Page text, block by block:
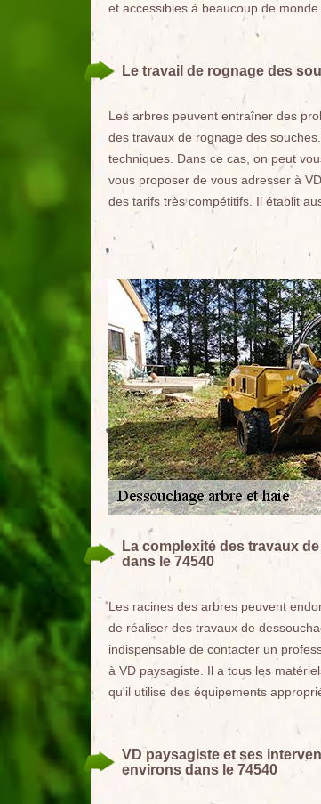
et accessibles à beaucoup de monde.
Le travail de rognage des
Les arbres peuvent entraîner des
des travaux de rognage des
techniques. Dans ce cas, on peut
vous proposer de vous adresser à
des tarifs très compétitifs. Il établit
La complexité des travaux
dans le 74540
Les racines des arbres peuvent
de réaliser des travaux de
indispensable de contacter un
à VD paysagiste. Il a tous les
qu'il utilise des équipements
VD paysagiste et ses
environs dans le 74540